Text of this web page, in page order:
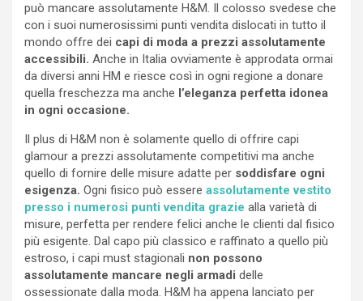
può mancare assolutamente H&M. Il colosso svedese che
con i suoi numerosissimi punti vendita dislocati in tutto il
mondo offre dei capi di moda a prezzi assolutamente
accessibili. Anche in Italia ovviamente è approdata ormai
da diversi anni HM e riesce così in ogni regione a donare
quella freschezza ma anche l’eleganza perfetta idonea
in ogni occasione.
Il plus di H&M non è solamente quello di offrire capi
glamour a prezzi assolutamente competitivi ma anche
quello di fornire delle misure adatte per soddisfare ogni
esigenza. Ogni fisico può essere assolutamente vestito
presso i numerosi punti vendita grazie alla varietà di
misure, perfetta per rendere felici anche le clienti dal fisico
più esigente. Dal capo più classico e raffinato a quello più
estroso, i capi must stagionali non possono
assolutamente mancare negli armadi delle
ossessionate dalla moda. H&M ha appena lanciato per